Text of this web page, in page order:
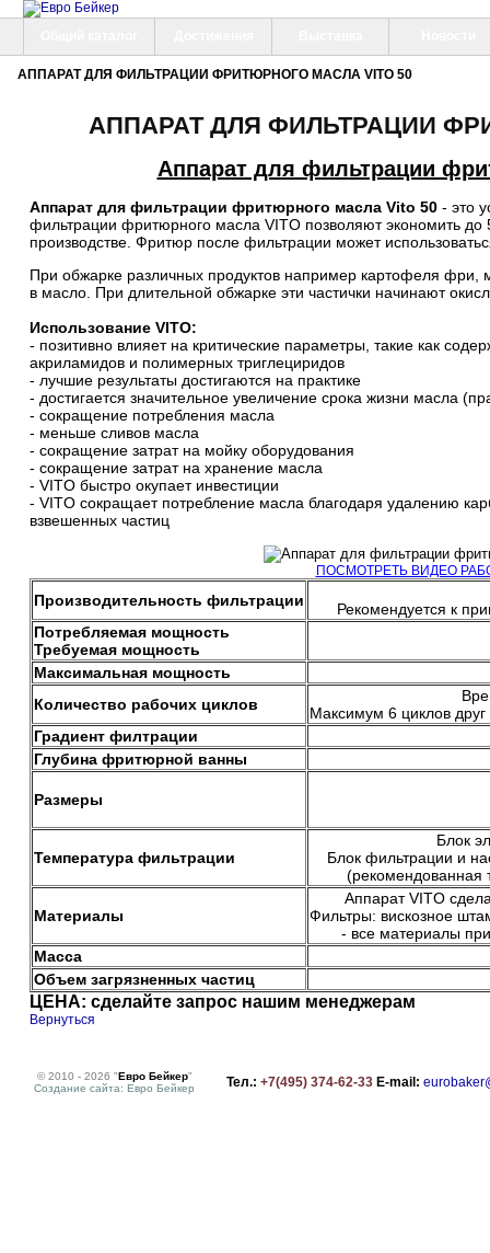
АППАРАТ ДЛЯ ФИЛЬТРАЦИИ ФРИТЮРНОГО МАСЛА VITO 50
АППАРАТ ДЛЯ ФИЛЬТРАЦИИ
Аппарат для фильтрации
Аппарат для фильтрации фритюрного масла Vito 50 - это
фильтрации фритюрного масла VITO позволяют экономить
производстве. Фритюр после фильтрации может
При обжарке различных продуктов например картофеля фри,
в масло. При длительной обжарке эти частички начинают
Использование VITO:
- позитивно влияет на критические параметры, такие как
акриламидов и полимерных триглециридов
- лучшие результаты достигаются на практике
- достигается значительное увеличение срока жизни масла
- сокращение потребления масла
- меньше сливов масла
- сокращение затрат на мойку оборудования
- сокращение затрат на хранение масла
- VITO быстро окупает инвестиции
- VITO сокращает потребление масла благодаря удалению
взвешенных частиц
ПОСМОТРЕТЬ ВИДЕО
Производительность фильтрации
Рекомендуется к
Потребляемая мощность
Требуемая мощность
Максимальная мощность
Количество рабочих циклов
Максимум 6 циклов
Градиент филтрации
Глубина фритюрной ванны
Размеры
Температура фильтрации
Блок
Блок фильтрации и
(рекомендованная
Материалы
Аппарат VITO
Фильтры: вискозное
- все материалы
Масса
Объем загрязненных частиц
ЦЕНА: сделайте запрос нашим менеджерам
Вернуться
© 2010 - 2026 "Евро Бейкер"
Создание сайта: Евро Бейкер
Тел.: +7(495) 374-62-33 E-mail: